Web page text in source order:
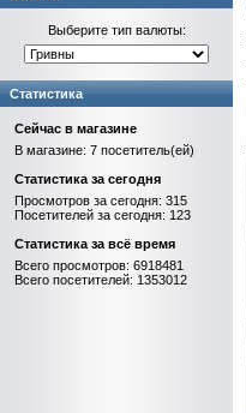
Выберите тип валюты:
Статистика
Сейчас в магазине
В магазине: 7 посетитель(ей)
Статистика за сегодня
Просмотров за сегодня: 315
Посетителей за сегодня: 123
Статистика за всё время
Всего просмотров: 6918481
Всего посетителей: 1353012